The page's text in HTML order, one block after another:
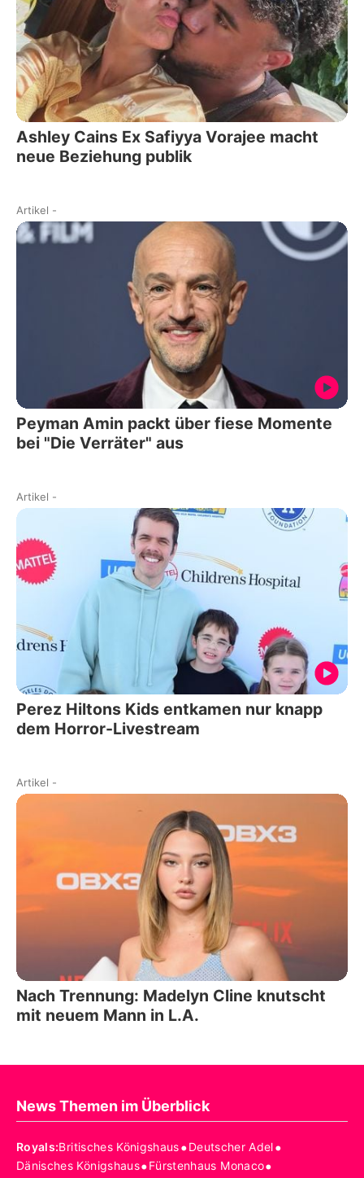
Ashley Cains Ex Safiyya Vorajee macht
neue Beziehung publik
Artikel -
Peyman Amin packt über fiese Momente
bei "Die Verräter" aus
Artikel -
Perez Hiltons Kids entkamen nur knapp
dem Horror-Livestream
Artikel -
Nach Trennung: Madelyn Cline knutscht
mit neuem Mann in L.A.
News Themen im Überblick
Royals:Britisches Königshaus•Deutscher Adel•
Dänisches Königshaus•Fürstenhaus Monaco•